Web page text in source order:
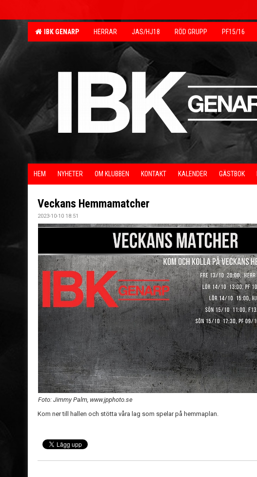
IBK GENARP HERRAR JAS/HJ18 RÖD GRUPP PF15/16
HEM NYHETER OM KLUBBEN KONTAKT KALENDER GÄSTBOK
Veckans Hemmamatcher
2023-10-10 18:51
Foto: Jimmy Palm, www.jpphoto.se
Kom ner till hallen och stötta våra lag som spelar på hemmaplan.